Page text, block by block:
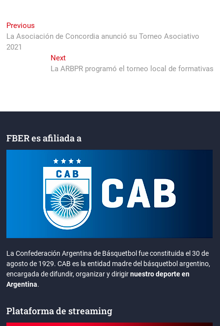
Navegación
de
Previous
post:
La Asociación de Concordia anunció su Torneo Asociativo
2021
NextNext
post:
La ARBPR programó el torneo local de formativas
FBER es afiliada a
La Confederación Argentina de Básquetbol fue constituida el 30 de
agosto de 1929. CAB es la entidad madre del básquetbol argentino,
encargada de difundir, organizar y dirigirnuestro deporte en
Argentina.
Plataforma de streaming